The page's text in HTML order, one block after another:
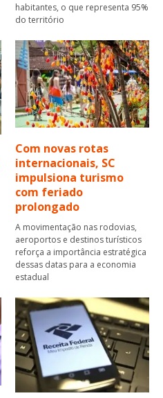
habitantes, o que representa 95%
do território
Com novas rotas
internacionais, SC
impulsiona turismo
com feriado
prolongado
A movimentação nas rodovias,
aeroportos e destinos turísticos
reforça a importância estratégica
dessas datas para a economia
estadual